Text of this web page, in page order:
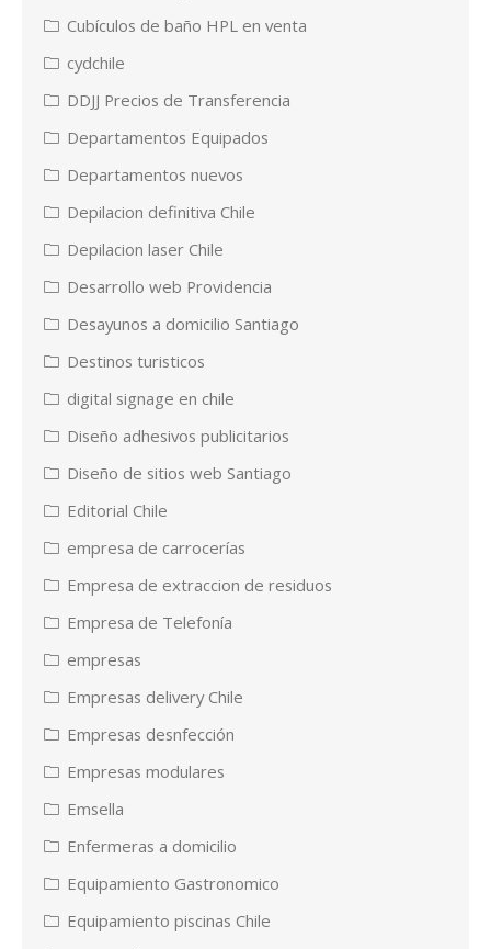
Cubículos de baño HPL en venta
cydchile
DDJJ Precios de Transferencia
Departamentos Equipados
Departamentos nuevos
Depilacion definitiva Chile
Depilacion laser Chile
Desarrollo web Providencia
Desayunos a domicilio Santiago
Destinos turisticos
digital signage en chile
Diseño adhesivos publicitarios
Diseño de sitios web Santiago
Editorial Chile
empresa de carrocerías
Empresa de extraccion de residuos
Empresa de Telefonía
empresas
Empresas delivery Chile
Empresas desnfección
Empresas modulares
Emsella
Enfermeras a domicilio
Equipamiento Gastronomico
Equipamiento piscinas Chile